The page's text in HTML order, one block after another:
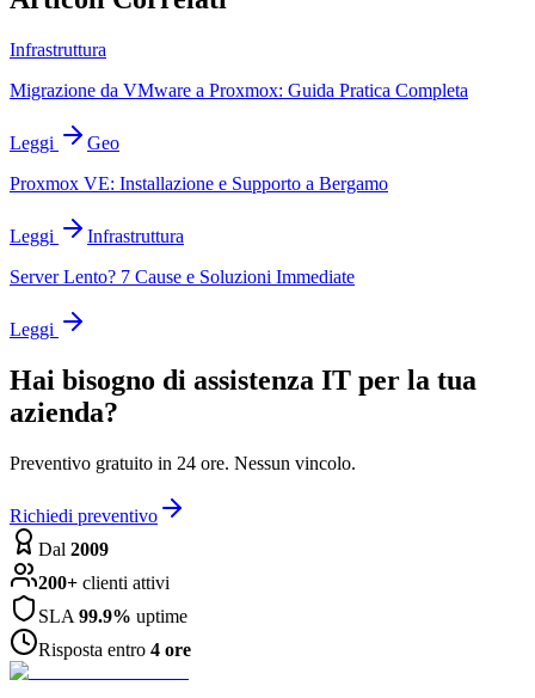
Infrastruttura
Migrazione da VMware a Proxmox: Guida Pratica Completa
Leggi
Geo
Proxmox VE: Installazione e Supporto a Bergamo
Leggi
Infrastruttura
Server Lento? 7 Cause e Soluzioni Immediate
Leggi
Hai bisogno di assistenza IT per la tua
azienda?
Preventivo gratuito in 24 ore. Nessun vincolo.
Richiedi preventivo
Dal 2009
200+ clienti attivi
SLA 99.9% uptime
Risposta entro 4 ore